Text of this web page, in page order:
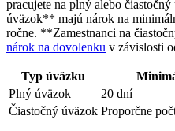
pracujete na plný alebo
úväzok** majú nárok na
ročne. **Zamestnanci na
nárok na dovolenku v závislosti
Typ úväzku
Plný úväzok
20 dní
Čiastočný úväzok Proporčne